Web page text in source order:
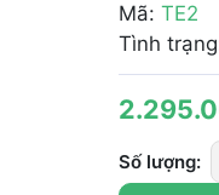
Mã: TE2
Tình
Số lượng: